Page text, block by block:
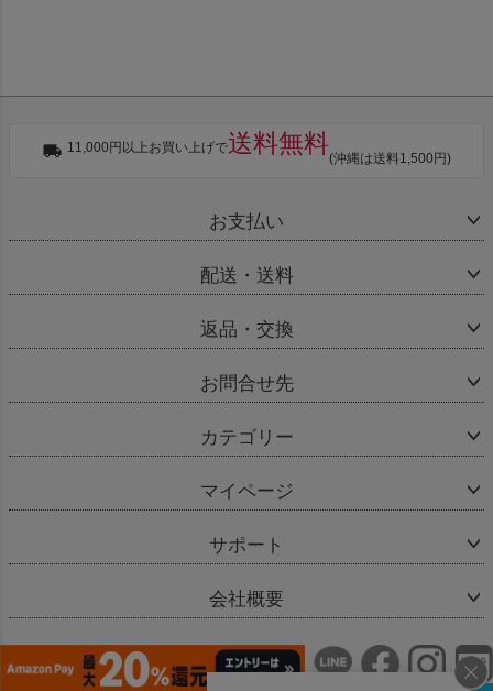
11,000円以上お買い上げで送料無料
(沖縄は送料1,500円)
お支払い
配送・送料
返品・交換
お問合せ先
カテゴリー
マイページ
サポート
会社概要